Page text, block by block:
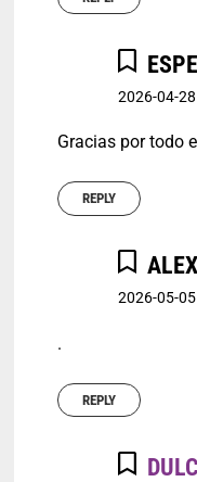
2026-04-
Gracias por todo
REPLY
2026-05-
.
REPLY